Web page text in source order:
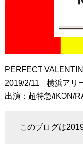
PERFECT
2019/2/11 横浜アリ
出演：超特急/iKON/
このブログは